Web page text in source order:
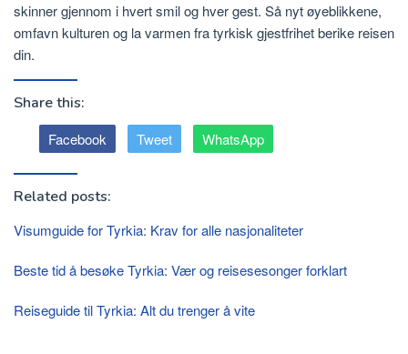
skinner gjennom i hvert smil og hver gest. Så nyt øyeblikkene,
omfavn kulturen og la varmen fra tyrkisk gjestfrihet berike reisen
din.
Share this:
Facebook Tweet WhatsApp
Related posts:
Visumguide for Tyrkia: Krav for alle nasjonaliteter
Beste tid å besøke Tyrkia: Vær og reisesesonger forklart
Reiseguide til Tyrkia: Alt du trenger å vite